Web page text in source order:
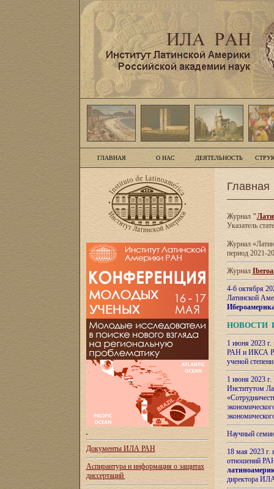
ГЛАВНАЯ О НАС ДЕЯТЕЛЬНОСТЬ
Документы ИЛА РАН
Аспирантура и информация о защитах
диссертаций
Главная
Журнал"
Указатель
Журнал
период 2021-
Журнал
4-6 октября
Латинской
НОВОСТИ
1 июня 2023
РАН и ИКСА
ученой
1 июня 2023
Институтом
Научный
18 мая 2023
отношений
директора